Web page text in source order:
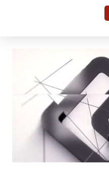
in 30
In wenigen Schritten
Initiativbewerbung
untenstehende Formular
Dokumente hoch.